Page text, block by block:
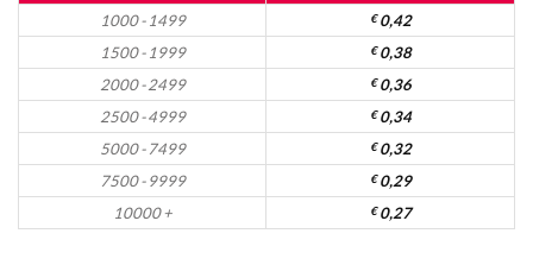
1000 - 1499
€0,42
1500 - 1999
€0,38
2000 - 2499
€0,36
2500 - 4999
€0,34
5000 - 7499
€0,32
7500 - 9999
€0,29
10000 +
€0,27